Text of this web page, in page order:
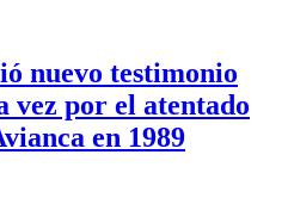
nuevo testimonio
vez por el atentado
en 1989